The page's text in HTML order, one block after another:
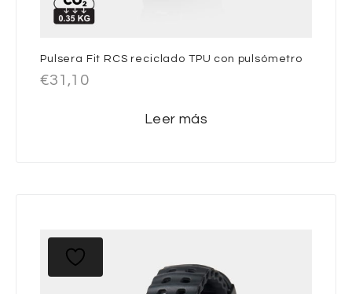
Pulsera Fit RCS reciclado TPU con pulsómetro
€31,10
Leer más